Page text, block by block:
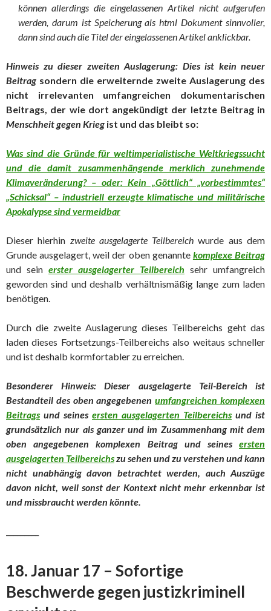
können allerdings die eingelassenen Artikel nicht aufgerufen
werden, darum ist Speicherung als html Dokument sinnvoller,
dann sind auch die Titel der eingelassenen Artikel anklickbar.
Hinweis zu dieser zweiten Auslagerung: Dies ist kein neuer
Beitrag sondern die erweiternde zweite Auslagerung des
nicht irrelevanten umfangreichen dokumentarischen
Beitrags, der wie dort angekündigt der letzte Beitrag in
Menschheit gegen Krieg ist und das bleibt so:
Was sind die Gründe für weltimperialistische Weltkriegssucht
und die damit zusammenhängende merklich zunehmende
Klimaveränderung? – oder: Kein „Göttlich“ „vorbestimmtes“
„Schicksal“ – industriell erzeugte klimatische und militärische
Apokalypse sind vermeidbar
Dieser hierhin zweite ausgelagerte Teilbereich wurde aus dem
Grunde ausgelagert, weil der oben genannte komplexe Beitrag
und sein erster ausgelagerter Teilbereich sehr umfangreich
geworden sind und deshalb verhältnismäßig lange zum laden
benötigen.
Durch die zweite Auslagerung dieses Teilbereichs geht das
laden dieses Fortsetzungs-Teilbereichs also weitaus schneller
und ist deshalb kormfortabler zu erreichen.
Besonderer Hinweis: Dieser ausgelagerte Teil-Bereich ist
Bestandteil des oben angegebenenumfangreichen komplexen
Beitrags und seines ersten ausgelagerten Teilbereichs und ist
grundsätzlich nur als ganzer und im Zusammenhang mit dem
oben angegebenen komplexen Beitrag und seines ersten
ausgelagerten Teilbereichszu sehen und zu verstehen und kann
nicht unabhängig davon betrachtet werden, auch Auszüge
davon nicht, weil sonst der Kontext nicht mehr erkennbar ist
und missbraucht werden könnte.
18. Januar 17 – Sofortige
Beschwerde gegen justizkriminell